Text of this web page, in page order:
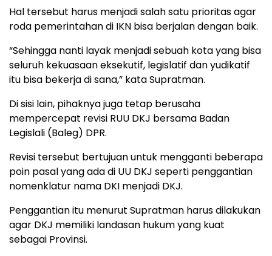
Hal tersebut harus menjadi salah satu prioritas agar
roda pemerintahan di IKN bisa berjalan dengan baik.
“Sehingga nanti layak menjadi sebuah kota yang bisa
seluruh kekuasaan eksekutif, legislatif dan yudikatif
itu bisa bekerja di sana,” kata Supratman.
Di sisi lain, pihaknya juga tetap berusaha
mempercepat revisi RUU DKJ bersama Badan
Legislali (Baleg) DPR.
Revisi tersebut bertujuan untuk mengganti beberapa
poin pasal yang ada di UU DKJ seperti penggantian
nomenklatur nama DKI menjadi DKJ.
Penggantian itu menurut Supratman harus dilakukan
agar DKJ memiliki landasan hukum yang kuat
sebagai Provinsi.